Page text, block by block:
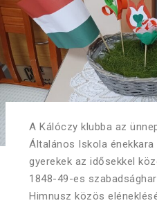
A Kálóczy klubba az
Általános Iskola
gyerekek az idősekkel
1848-49-es
Himnusz közös